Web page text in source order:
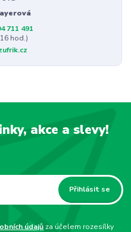
711 491
hod.)
akce a slevy!
Přihlásit se
údajů za účelem rozesílky